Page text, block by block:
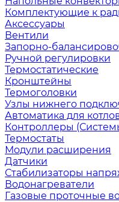
Комплектующие к
Аксессуары
Вентили
Запорно-
Ручной регулировки
Термостатические
Кронштейны
Термоголовки
Узлы нижнего
Автоматика для
Контроллеры
Термостаты
Модули расширения
Датчики
Стабилизаторы
Водонагреватели
Газовые проточные